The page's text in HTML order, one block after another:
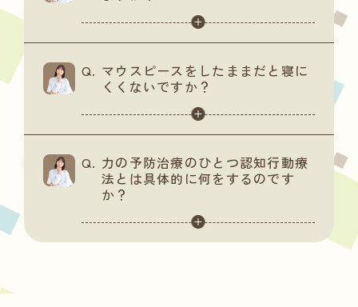
マウスピースをしたままだと寝に
くくないですか？
力の予防治療のひとつ認知行動療
法とは具体的に何をするのです
か？